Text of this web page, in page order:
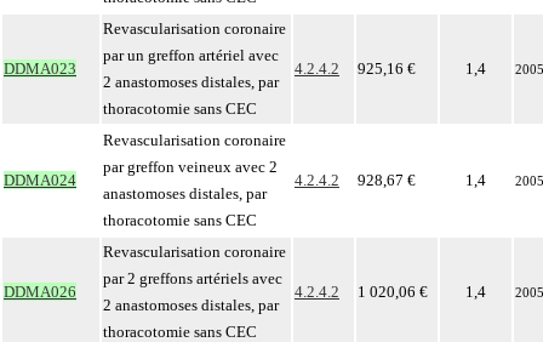
DDMA023
Revascularisation coronaire
par un greffon artériel avec
2 anastomoses distales, par
thoracotomie sans CEC
4.2.4.2 925,16 € 1,4 2005
DDMA024
Revascularisation coronaire
par greffon veineux avec 2
anastomoses distales, par
thoracotomie sans CEC
4.2.4.2 928,67 € 1,4 2005
DDMA026
Revascularisation coronaire
par 2 greffons artériels avec
2 anastomoses distales, par
thoracotomie sans CEC
4.2.4.2 1 020,06 € 1,4 2005